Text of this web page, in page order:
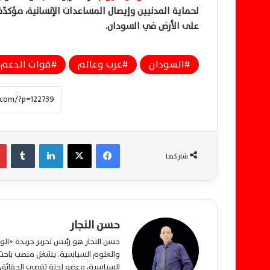
لحماية المدنيين وإيصال المساعدات الإنسانية،
على الأرض في السودان.
السودان عرب وعالم قوات
شاركها
فيسبوك ‫X لينكدإن
حسن النجار
حسن النجار هو رئيس تحرير جريدة
والعلوم السياسية. يشغل منصب
السياسية، وعضو لجنة تقصي